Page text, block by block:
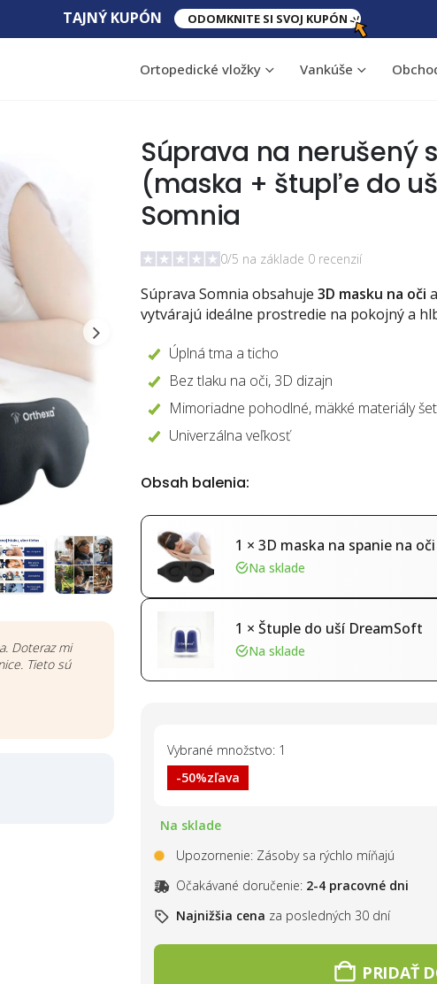
TAJNÝ​ KUPÓN ODOMKNITE SI SVOJ KUPÓN
Ortopedické vložky Vankúše
Doteraz mi
Tieto sú
Súprava na nerušený
(maska + štupľe do
Somnia
0/5 na základe 0 recenzií
Súprava Somnia obsahuje 3D masku na oči a
vytvárajú ideálne prostredie na pokojný a
Úplná tma a ticho
Bez tlaku na oči, 3D dizajn
Mimoriadne pohodlné, mäkké materiály
Univerzálna veľkosť
Obsah balenia:
1 × 3D maska na spanie na
Na sklade
1 × Štuple do uší DreamSoft
Na sklade
Vybrané množstvo: 1
-50%zľava
Na sklade
Upozornenie: Zásoby sa rýchlo míňajú
Očakávané doručenie: 2-4 pracovné dni
Najnižšia cena za posledných 30 dní
PRIDAŤ